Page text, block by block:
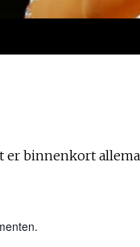
binnenkort